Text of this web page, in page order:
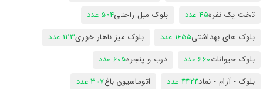
تخت یک نفره45 عدد بلوک مبل راحتی504 عدد
بلوک های بهداشتی1655 عدد بلوک میز ناهار خوری123 عدد
بلوک حیوانات660 عدد درب و پنجره605 عدد
بلوک - آرام - نماد4424 عدد اتوماسیون باغ307 عدد